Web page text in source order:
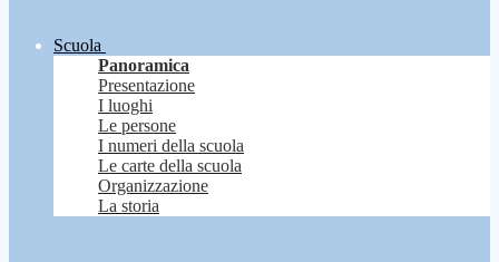
Scuola
Panoramica
Presentazione
I luoghi
Le persone
I numeri della scuola
Le carte della scuola
Organizzazione
La storia